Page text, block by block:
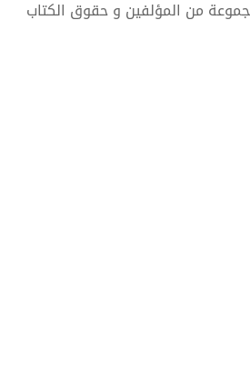
من المؤلفين و حقوق الكتاب